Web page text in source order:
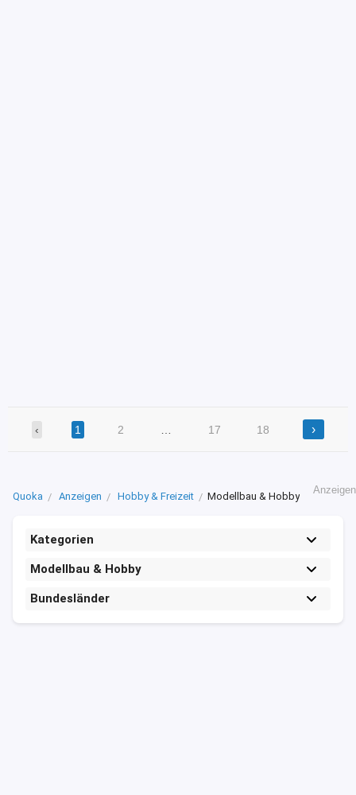
‹ 1 2 17 18 ›
Quoka Anzeigen Hobby & Freizeit Modellbau & Hobby
Kategorien
Modellbau & Hobby
Bundesländer
Anzeigen